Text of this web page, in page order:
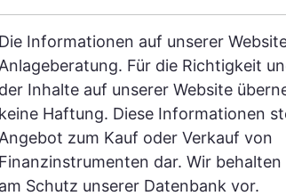
Die Informationen auf unserer
Anlageberatung. Für die Richtigkeit
der Inhalte auf unserer Website
keine Haftung. Diese Informationen
Angebot zum Kauf oder Verkauf von
Finanzinstrumenten dar. Wir behalten
am Schutz unserer Datenbank vor.